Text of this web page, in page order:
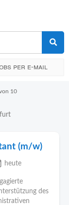
per e-mail
10
(m/w)
heute
des